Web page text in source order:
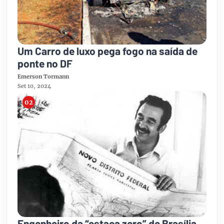
Um Carro de luxo pega fogo na saída de
ponte no DF
Emerson Tormann
Set 10, 2024